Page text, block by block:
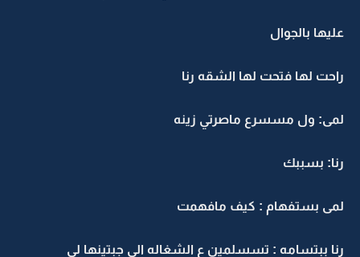
عليها بالجوال
راحت لها فتحت لها الشقه رنا
لمى: ول مسسرع ماصرتي زينه
رنا: بسببك
لمى بستفهام : كيف مافهمت
رنا ببتسامه : تسسلمين ع الشغاله الي جبتينها لي